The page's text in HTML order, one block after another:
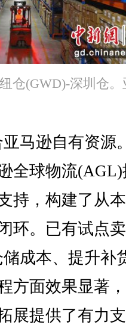
仓(GWD)-深圳仓
马逊自有资源
全球物流
持，构建了从
环。已有试点
成本、提升补
方面效果显著
展提供了有力